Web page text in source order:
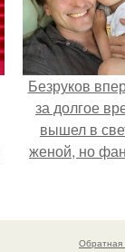
Безруков
за долгое
вышел в
женой, но
Анны: "какая
скучная.
Обратная